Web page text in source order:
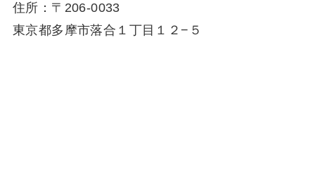
住所：〒206-0033
東京都多摩市落合１丁目１２−５